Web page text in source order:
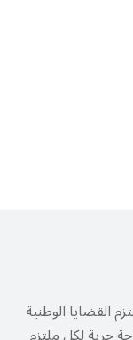
القضايا الوطنية